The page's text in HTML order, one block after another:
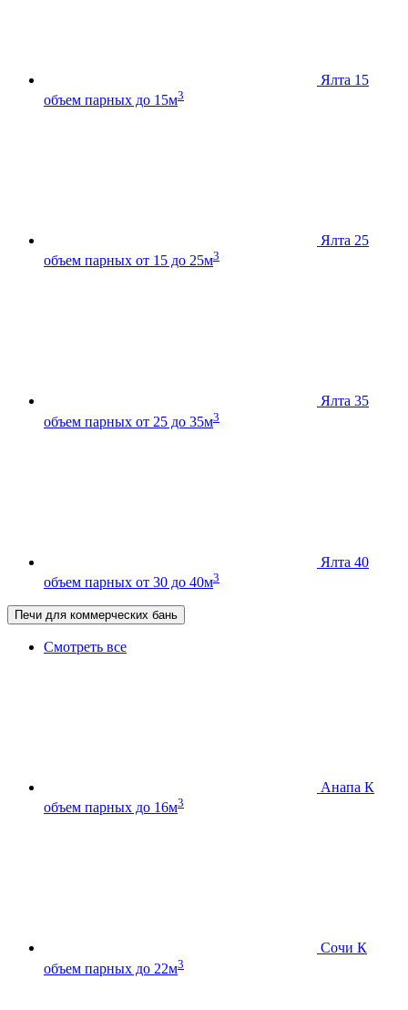
Ялта 15
объем парных до 15м3
Ялта 25
объем парных от 15 до 25м3
Ялта 35
объем парных от 25 до 35м3
Ялта 40
объем парных от 30 до 40м3
Печи для коммерческих бань
Смотреть все
Анапа К
объем парных до 16м3
Сочи К
объем парных до 22м3